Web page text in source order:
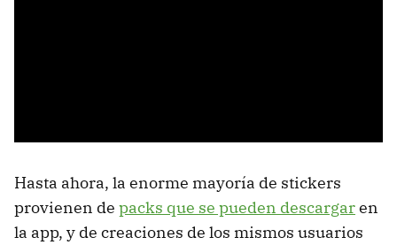
Hasta ahora, la enorme mayoría de stickers
provienen de packs que se pueden descargaren
la app, y de creaciones de los mismos usuarios